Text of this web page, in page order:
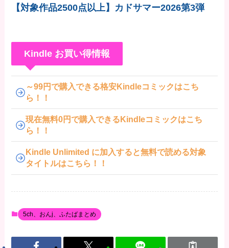
【対象作品2500点以上】カドサマー2026第3弾
Kindle お買い得情報
～99円で購入できる格安Kindleコミックはこち
ら！！
現在無料0円で購入できるKindleコミックはこち
ら！！
Kindle Unlimited に加入すると無料で読める対象
タイトルはこちら！！
5ch、おんj、ふたばまとめ